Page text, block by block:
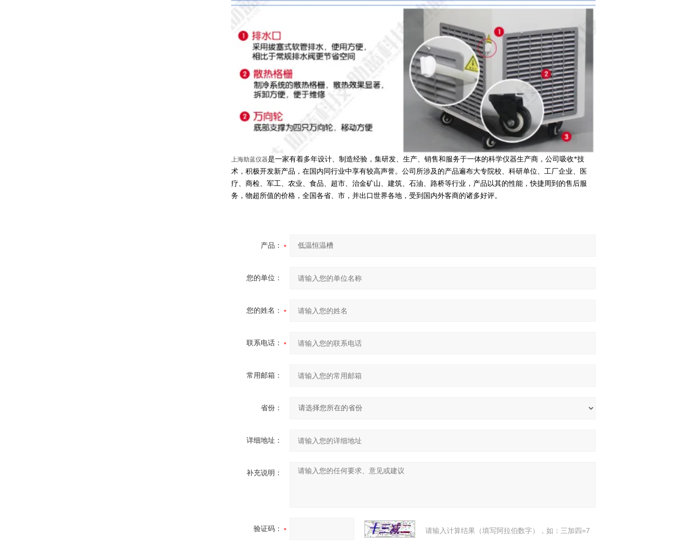
上海助蓝仪器是一家有着多年设计、制造经验，集研发、生产、销售和服务于一体的科学仪器生产商，公司吸收*技
术，积极开发新产品，在国内同行业中享有较高声誉。公司所涉及的产品遍布大专院校、科研单位、工厂企业、医
疗、商检、军工、农业、食品、超市、治金矿山、建筑、石油、路桥等行业，产品以其的性能，快捷周到的售后服
务，物超所值的价格，全国各省、市，并出口世界各地，受到国内外客商的诸多好评。
产品：
您的单位：
您的姓名：
联系电话：
常用邮箱：
省份：
详细地址：
补充说明：
验证码： 请输入计算结果（填写阿拉伯数字），如：三加四=7